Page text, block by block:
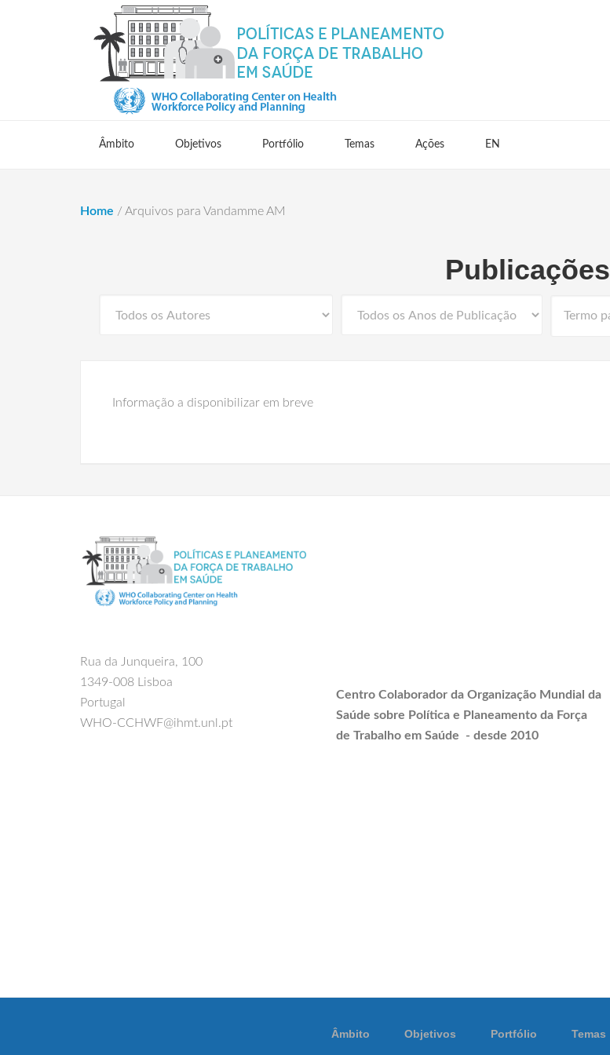
Âmbito Objetivos Portfólio Temas Ações EN
Home / Arquivos para Vandamme AM
Publicações
Informação a disponibilizar em breve
Rua da Junqueira, 100
1349-008 Lisboa
Portugal
WHO-CCHWF@ihmt.unl.pt
Centro Colaborador da Organização Mundial da
Saúde sobre Política e Planeamento da Força
de Trabalho em Saúde - desde 2010
Âmbito Objetivos Portfólio Temas